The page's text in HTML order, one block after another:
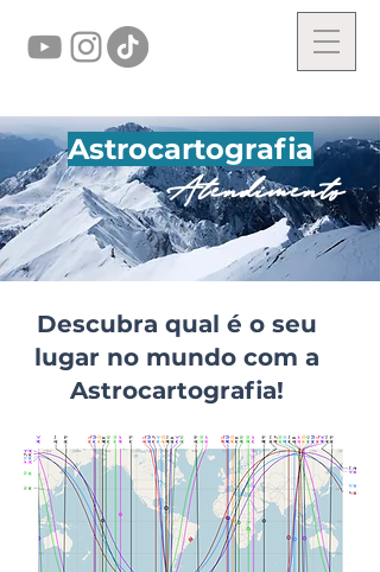
Astrocartografia
Atendimento
Descubra qual é o seu
lugar no mundo com a
Astrocartografia!